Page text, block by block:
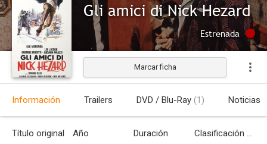
Gli amici di Nick Hezard
Estrenada
Marcar ficha
Información Trailers DVD / Blu-Ray (1) Noticias
Título original Año Duración Clasificación por edades